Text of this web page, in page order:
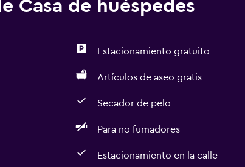
Casa de huéspedes
Estacionamiento gratuito
Artículos de aseo gratis
Secador de pelo
Para no fumadores
Estacionamiento en la calle